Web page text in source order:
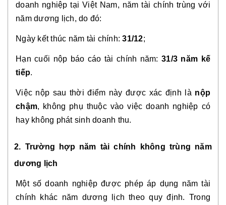
doanh nghiệp tại Việt Nam, năm tài chính trùng với
năm dương lịch, do đó:
Ngày kết thúc năm tài chính:31/12;
Hạn cuối nộp báo cáo tài chính năm: 31/3 năm kế
tiếp.
Việc nộp sau thời điểm này được xác định là nộp
chậm, không phụ thuộc vào việc doanh nghiệp có
hay không phát sinh doanh thu.
2. Trường hợp năm tài chính không trùng năm
dương lịch
Một số doanh nghiệp được phép áp dụng năm tài
chính khác năm dương lịch theo quy định. Trong